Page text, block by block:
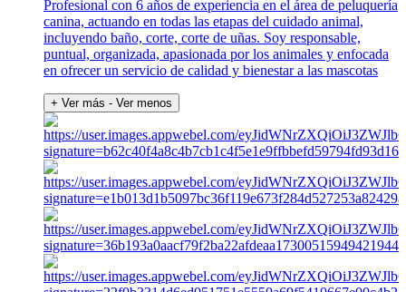
Profesional con 6 años de experiencia en el área de peluquería
canina, actuando en todas las etapas del cuidado animal,
incluyendo baño, corte, corte de uñas. Soy responsable,
puntual, organizada, apasionada por los animales y enfocada
en ofrecer un servicio de calidad y bienestar a las mascotas
+ Ver más - Ver menos